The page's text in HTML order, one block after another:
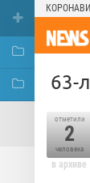
63-
отметили
2
человека
в архиве